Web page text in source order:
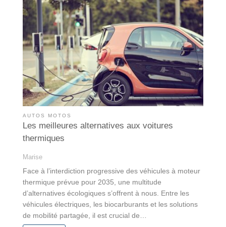
AUTOS MOTOS
Les meilleures alternatives aux voitures
thermiques
Marise
Face à l’interdiction progressive des véhicules à moteur
thermique prévue pour 2035, une multitude
d’alternatives écologiques s’offrent à nous. Entre les
véhicules électriques, les biocarburants et les solutions
de mobilité partagée, il est crucial de…